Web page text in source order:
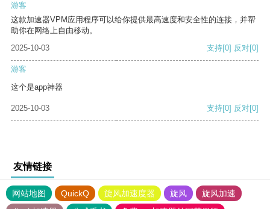
游客
这款加速器VPM应用程序可以给你提供最高速度和安全性的连接，并帮
助你在网络上自由移动。
2025-10-03
支持[0] 反对[0]
游客
这个是app神器
2025-10-03 支持[0] 反对[0]
友情链接
网站地图 QuickQ 旋风加速度器 旋风
旋风加速